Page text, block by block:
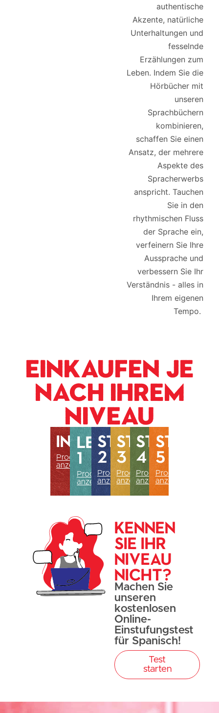
authentische
Akzente, natürliche
Unterhaltungen und
fesselnde
Erzählungen zum
Leben. Indem Sie die
Hörbücher mit
unseren
Sprachbüchern
kombinieren,
schaffen Sie einen
Ansatz, der mehrere
Aspekte des
Spracherwerbs
anspricht. Tauchen
Sie in den
rhythmischen Fluss
der Sprache ein,
verfeinern Sie Ihre
Aussprache und
verbessern Sie Ihr
Verständnis - alles in
Ihrem eigenen
Tempo.
Einkaufen je
nach Ihrem
Niveau
Intro
Produkte
anzeigen
LEvel
1
Produkte
anzeigen
Stufe
2
Produkte
anzeigen
Stufe
3
Produkte
anzeigen
Stufe
4
Produkte
anzeigen
Stufe
5
Produkte
anzeigen
Kennen
Sie Ihr
Niveau
nicht?
Machen Sie
unseren
kostenlosen
Online-
Einstufungstest
für Spanisch!
Test
starten